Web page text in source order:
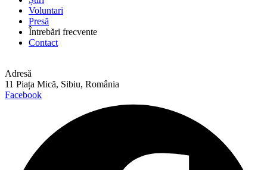
Voluntari
Presă
Întrebări frecvente
Contact
Adresă
11 Piața Mică, Sibiu, România
Facebook